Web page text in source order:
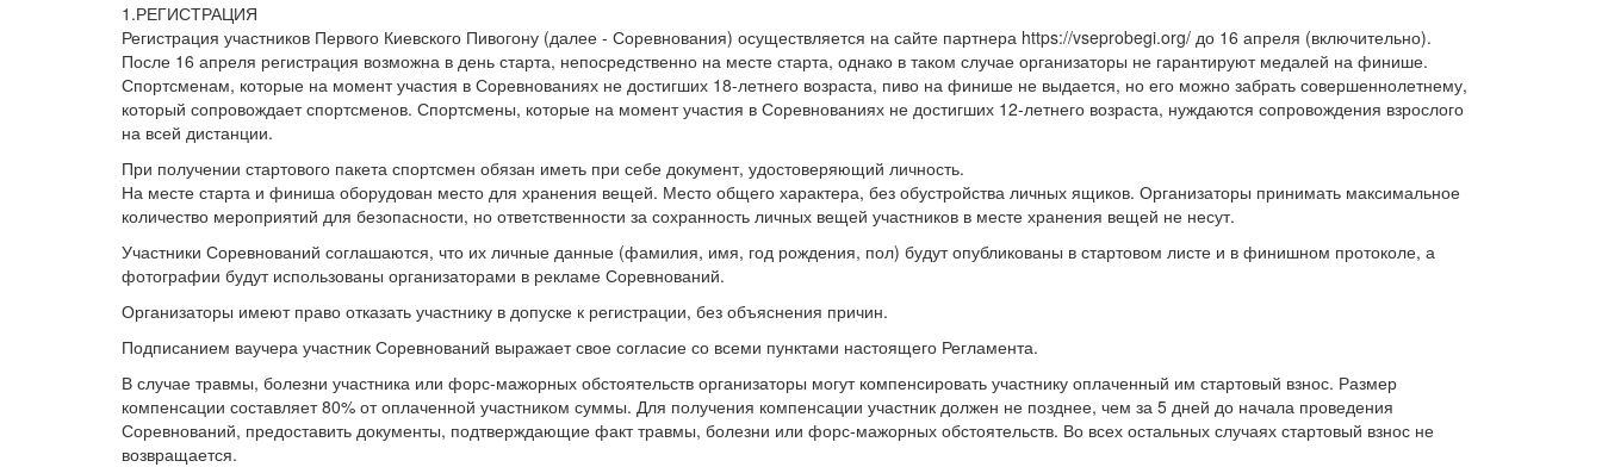
1.РЕГИСТРАЦИЯ
Регистрация участников Первого Киевского Пивогону (далее - Соревнования) осуществляется на сайте партнера https://vseprobegi.org/ до 16 апреля (включительно).
После 16 апреля регистрация возможна в день старта, непосредственно на месте старта, однако в таком случае организаторы не гарантируют медалей на финише.
Спортсменам, которые на момент участия в Соревнованиях не достигших 18-летнего возраста, пиво на финише не выдается, но его можно забрать совершеннолетнему,
который сопровождает спортсменов. Спортсмены, которые на момент участия в Соревнованиях не достигших 12-летнего возраста, нуждаются сопровождения взрослого
на всей дистанции.
При получении стартового пакета спортсмен обязан иметь при себе документ, удостоверяющий личность.
На месте старта и финиша оборудован место для хранения вещей. Место общего характера, без обустройства личных ящиков. Организаторы принимать максимальное
количество мероприятий для безопасности, но ответственности за сохранность личных вещей участников в месте хранения вещей не несут.
Участники Соревнований соглашаются, что их личные данные (фамилия, имя, год рождения, пол) будут опубликованы в стартовом листе и в финишном протоколе, а
фотографии будут использованы организаторами в рекламе Соревнований.
Организаторы имеют право отказать участнику в допуске к регистрации, без объяснения причин.
Подписанием ваучера участник Соревнований выражает свое согласие со всеми пунктами настоящего Регламента.
В случае травмы, болезни участника или форс-мажорных обстоятельств организаторы могут компенсировать участнику оплаченный им стартовый взнос. Размер
компенсации составляет 80% от оплаченной участником суммы. Для получения компенсации участник должен не позднее, чем за 5 дней до начала проведения
Соревнований, предоставить документы, подтверждающие факт травмы, болезни или форс-мажорных обстоятельств. Во всех остальных случаях стартовый взнос не
возвращается.